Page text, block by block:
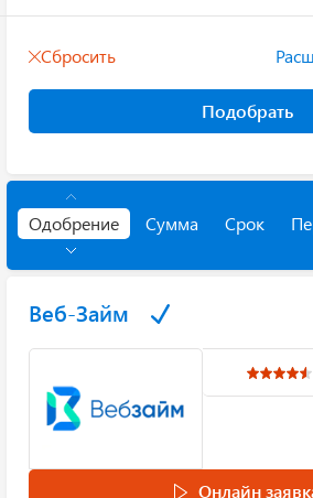
Сбросить
Подобрать
Одобрение Сумма Срок
Веб-Займ
Онлайн